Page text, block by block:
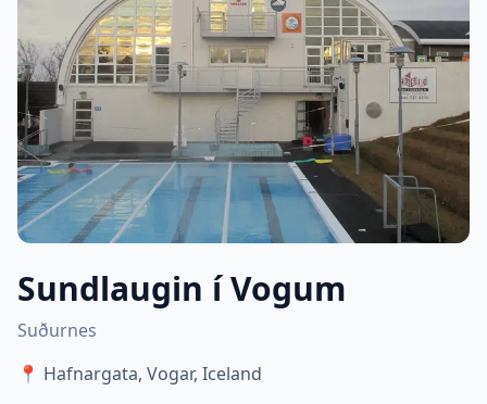
Sundlaugin í Vogum
Suðurnes
📍 Hafnargata, Vogar, Iceland